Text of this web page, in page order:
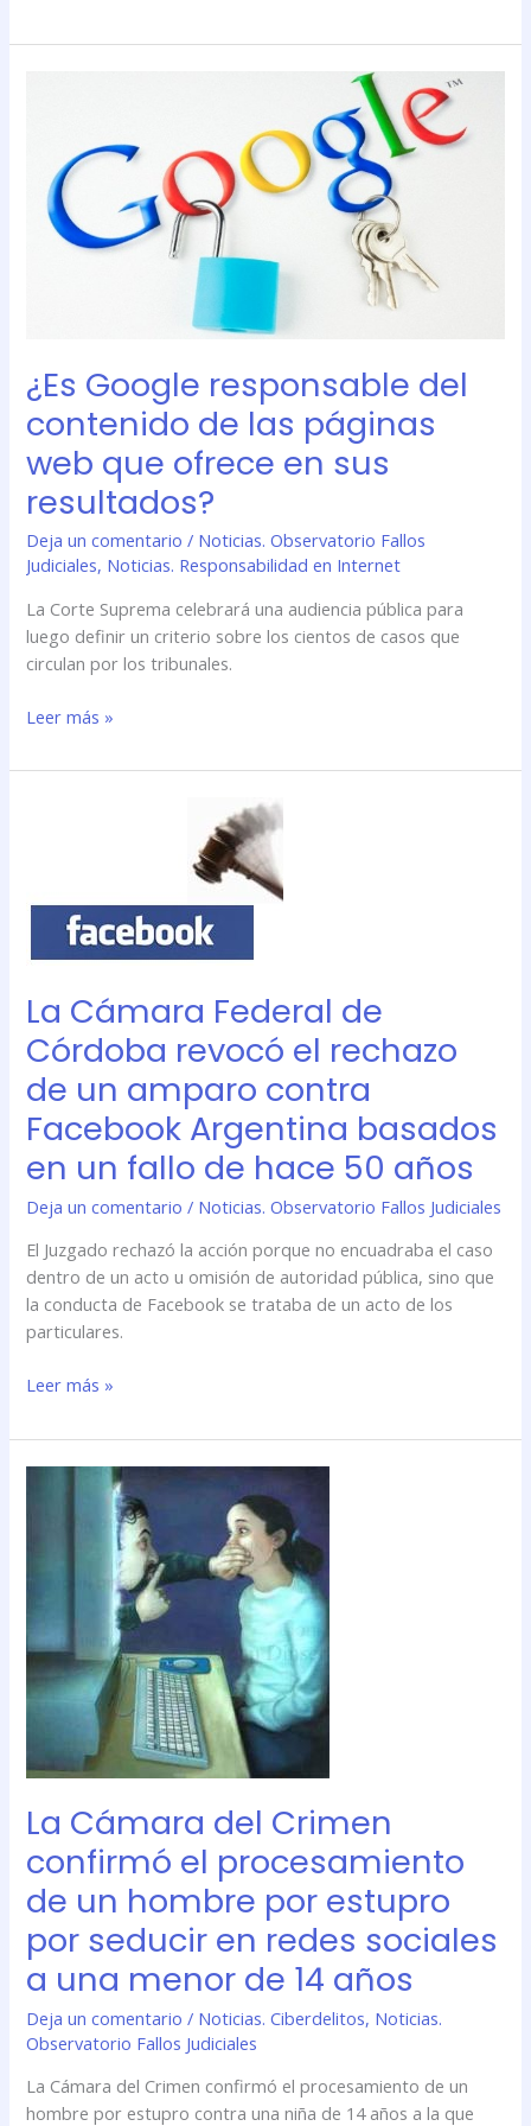
¿Es Google responsable del
contenido de las páginas
web que ofrece en sus
resultados?
Deja un comentario / Noticias. Observatorio Fallos
Judiciales, Noticias. Responsabilidad en Internet
La Corte Suprema celebrará una audiencia pública para
luego definir un criterio sobre los cientos de casos que
circulan por los tribunales.
contenido
en
resultados?
Leer más »
La Cámara Federal de
Córdoba revocó el rechazo
de un amparo contra
Facebook Argentina basados
en un fallo de hace 50 años
Deja un comentario / Noticias. Observatorio Fallos Judiciales
El Juzgado rechazó la acción porque no encuadraba el caso
dentro de un acto u omisión de autoridad pública, sino que
la conducta de Facebook se trataba de un acto de los
particulares.
Córdoba
revocó
rechazo
de
un
amparo
Facebook
Argentina
en
un
fallo
de
hace
años
Leer más »
La Cámara del Crimen
confirmó el procesamiento
de un hombre por estupro
por seducir en redes sociales
a una menor de 14 años
Deja un comentario / Noticias. Ciberdelitos, Noticias.
Observatorio Fallos Judiciales
La Cámara del Crimen confirmó el procesamiento de un
hombre por estupro contra una niña de 14 años a la que
el
procesamiento
de
un
estupro
seducir
en
redes
sociales
a
una
menor
de
14
años